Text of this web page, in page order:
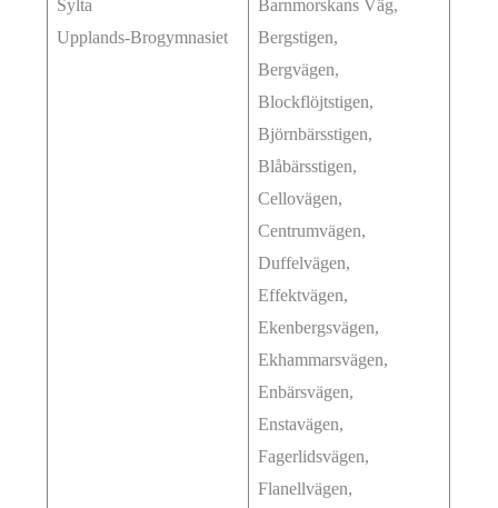
Sylta
Upplands-Brogymnasiet
Barnmorskans Väg,
Bergstigen,
Bergvägen,
Blockflöjtstigen,
Björnbärsstigen,
Blåbärsstigen,
Cellovägen,
Centrumvägen,
Duffelvägen,
Effektvägen,
Ekenbergsvägen,
Ekhammarsvägen,
Enbärsvägen,
Enstavägen,
Fagerlidsvägen,
Flanellvägen,